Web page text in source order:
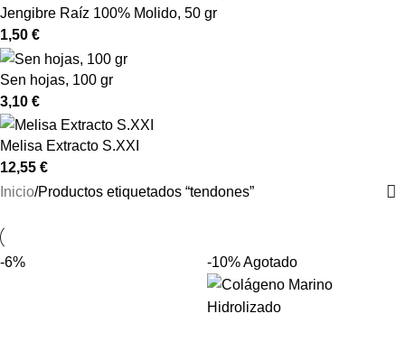
Jengibre Raíz 100% Molido, 50 gr
1,50 €
Sen hojas, 100 gr
3,10 €
Melisa Extracto S.XXI
12,55 €
Inicio Productos etiquetados “tendones”
-6% -10%Agotado